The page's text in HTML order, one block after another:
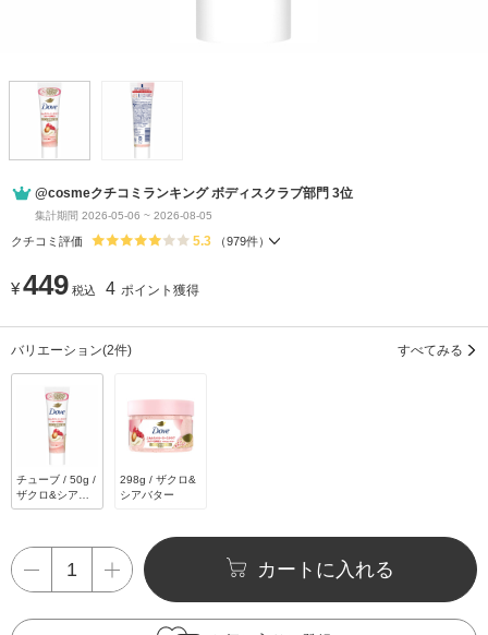
@cosmeクチコミランキング ボディスクラブ部門 3位
集計期間 2026-05-06 ~ 2026-08-05
クチコミ評価 5.3 （979件）
¥449 税込 4 ポイント獲得
バリエーション(2件) すべてみる
チューブ / 50g /
ザクロ&シアバ
ター
298g / ザクロ&
シアバター
カートに入れる